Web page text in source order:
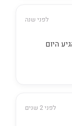
לפני שנה
היום
לפני 2 שנים